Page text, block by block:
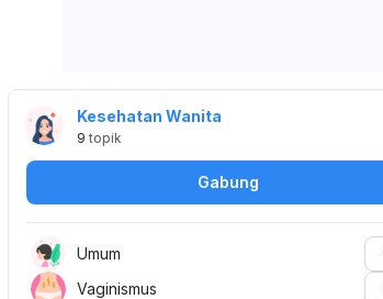
Kesehatan Wanita
9 topik
Gabung
Umum
Vaginismus